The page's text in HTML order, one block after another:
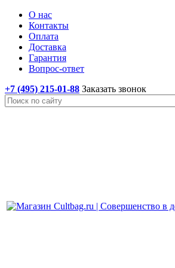
О нас
Контакты
Оплата
Доставка
Гарантия
Вопрос-ответ
+7 (495) 215-01-88 Заказать звонок